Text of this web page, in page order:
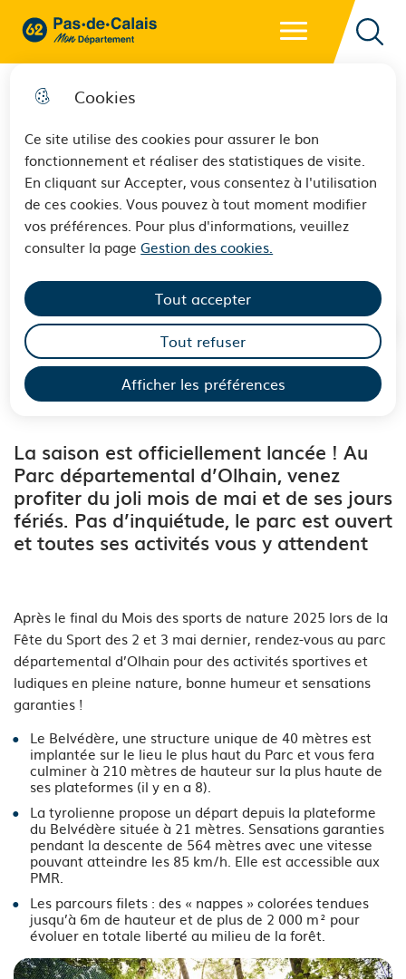
Cookies
Ce site utilise des cookies pour assurer le bon
fonctionnement et réaliser des statistiques de visite.
En cliquant sur Accepter, vous consentez à l'utilisation
de ces cookies. Vous pouvez à tout moment modifier
vos préférences. Pour plus d'informations, veuillez
consulter la pageGestion des cookies.
Afficher les préférences
Tout accepter
Tout refuser
62 - Pas-de-Calais Mon Département - Retour à l'accueil
Venez profiter du joli mois de
mai au Parc départemental
d’Olhain !
La saison est officiellement lancée ! Au
Parc départemental d’Olhain, venez
profiter du joli mois de mai et de ses jours
fériés. Pas d’inquiétude, le parc est ouvert
et toutes ses activités vous y attendent
Après le final du Mois des sports de nature 2025 lors de la
Fête du Sport des 2 et 3 mai dernier, rendez-vous au parc
départemental d’Olhain pour des activités sportives et
ludiques en pleine nature, bonne humeur et sensations
garanties !
Le Belvédère, une structure unique de 40 mètres est
implantée sur le lieu le plus haut du Parc et vous fera
culminer à 210 mètres de hauteur sur la plus haute de
ses plateformes (il y en a 8).
La tyrolienne propose un départ depuis la plateforme
du Belvédère située à 21 mètres. Sensations garanties
pendant la descente de 564 mètres avec une vitesse
pouvant atteindre les 85 km/h. Elle est accessible aux
PMR.
Les parcours filets : des « nappes » colorées tendues
jusqu’à 6m de hauteur et de plus de 2 000 m² pour
évoluer en totale liberté au milieu de la forêt.